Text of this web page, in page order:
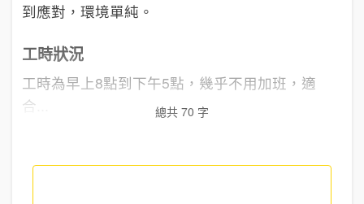
到應對，環境單純。
工時狀況
工時為早上8點到下午5點，幾乎不用加班，適
合...
總共 70 字